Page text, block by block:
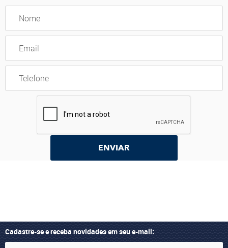
ENVIAR
Cadastre-se e receba novidades em seu e-mail: